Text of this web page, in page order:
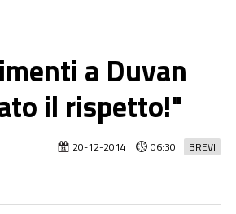
a Duvan
il rispetto!"
BREVI
20-12-2014 06:30